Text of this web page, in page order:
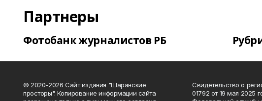
Партнеры
Фотобанк журналистов РБ
© 2020-2026 Сайт издания "Шаранские
просторы". Копирование информации сайта
Свидетельство о
01792 от 19 мая 2025